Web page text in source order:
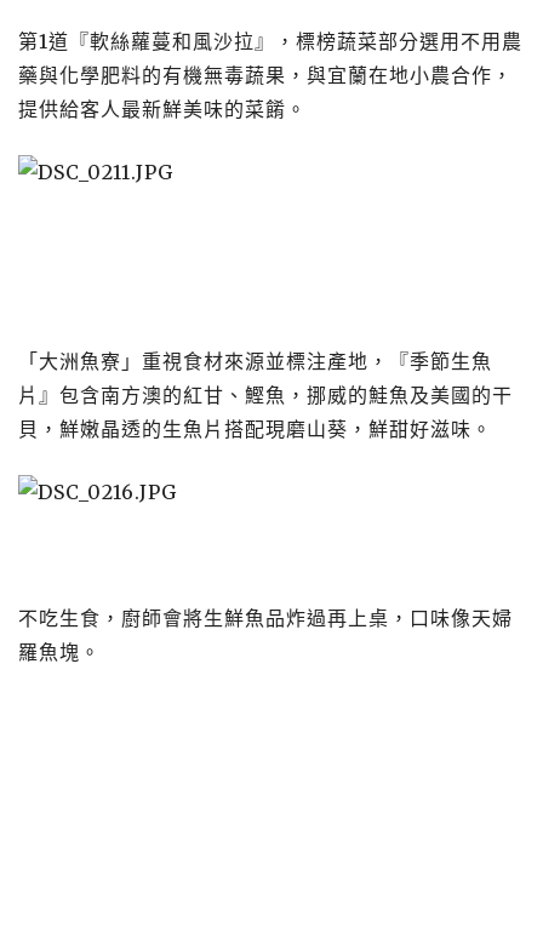
第1道『軟絲蘿蔓和風沙拉』，標榜蔬菜部分選用不用農
藥與化學肥料的有機無毒蔬果，與宜蘭在地小農合作，
提供給客人最新鮮美味的菜餚。
「大洲魚寮」重視食材來源並標注產地​​​​​​​，『季節生魚
片』包含南方澳的紅甘、鰹魚，挪威的鮭魚及美國的干
貝，鮮嫩晶透的生魚片搭配現磨山葵，鮮甜好滋味。
​​​​​​​不吃生食，廚師會將生鮮魚品炸過再上桌，口味像天婦
羅魚塊。